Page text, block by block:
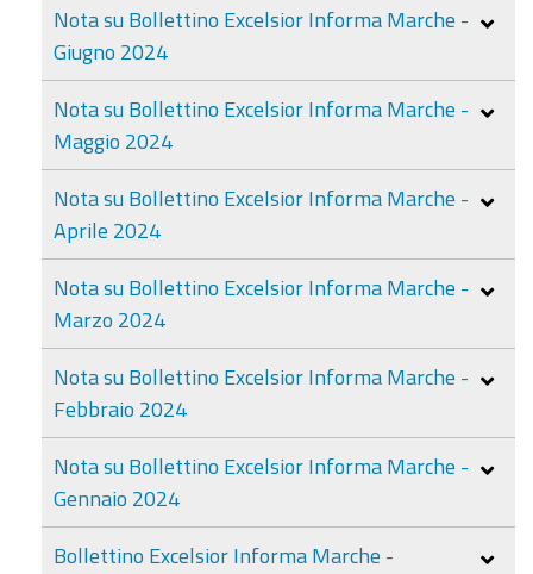
Nota su Bollettino Excelsior Informa Marche -
Giugno 2024
Nota su Bollettino Excelsior Informa Marche -
Maggio 2024
Nota su Bollettino Excelsior Informa Marche -
Aprile 2024
Nota su Bollettino Excelsior Informa Marche -
Marzo 2024
Nota su Bollettino Excelsior Informa Marche -
Febbraio 2024
Nota su Bollettino Excelsior Informa Marche -
Gennaio 2024
Bollettino Excelsior Informa Marche -